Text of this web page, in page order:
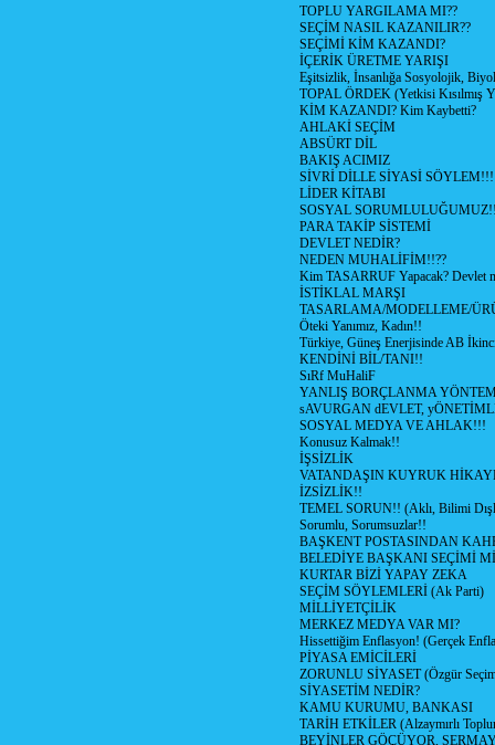
TOPLU YARGILAMA MI??
SEÇİM NASIL KAZANILIR??
SEÇİMİ KİM KAZANDI?
İÇERİK ÜRETME YARIŞI
Eşitsizlik, İnsanlığa Sosyolojik,
TOPAL ÖRDEK (Yetkisi Kısılmış
KİM KAZANDI? Kim Kaybetti?
AHLAKİ SEÇİM
ABSÜRT DİL
BAKIŞ ACIMIZ
SİVRİ DİLLE SİYASİ SÖYLEM!!!
LİDER KİTABI
SOSYAL
PARA TAKİP SİSTEMİ
DEVLET NEDİR?
NEDEN MUHALİFİM!!??
Kim TASARRUF Yapacak? Devlet
İSTİKLAL MARŞI
TASARLAMA/MODELLEME/
Öteki Yanımız, Kadın!!
Türkiye, Güneş Enerjisinde AB
KENDİNİ BİL/TANI!!
SıRf MuHaliF
YANLIŞ BORÇLANMA
sAVURGAN dEVLET,
SOSYAL MEDYA VE AHLAK!!!
Konusuz Kalmak!!
İŞSİZLİK
VATANDAŞIN KUYRUK
İZSİZLİK!!
TEMEL SORUN!! (Aklı, Bilimi
Sorumlu, Sorumsuzlar!!
BAŞKENT POSTASINDAN
BELEDİYE BAŞKANI SEÇİMİ
KURTAR BİZİ YAPAY ZEKA
SEÇİM SÖYLEMLERİ (Ak Parti)
MİLLİYETÇİLİK
MERKEZ MEDYA VAR MI?
Hissettiğim Enflasyon! (Gerçek
PİYASA EMİCİLERİ
ZORUNLU SİYASET (Özgür
SİYASETİM NEDİR?
KAMU KURUMU, BANKASI
TARİH ETKİLER (Alzaymırlı
BEYİNLER GÖÇÜYOR,